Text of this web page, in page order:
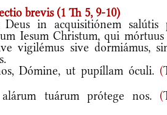
brevis (1 Th 5, 9-10)
in acquisitiónem salútis
Iesum Christum, qui mórtuus
vigilémus sive dormiámus,
Dómine, ut pupíllam óculi.(
tuárum prótege nos.(